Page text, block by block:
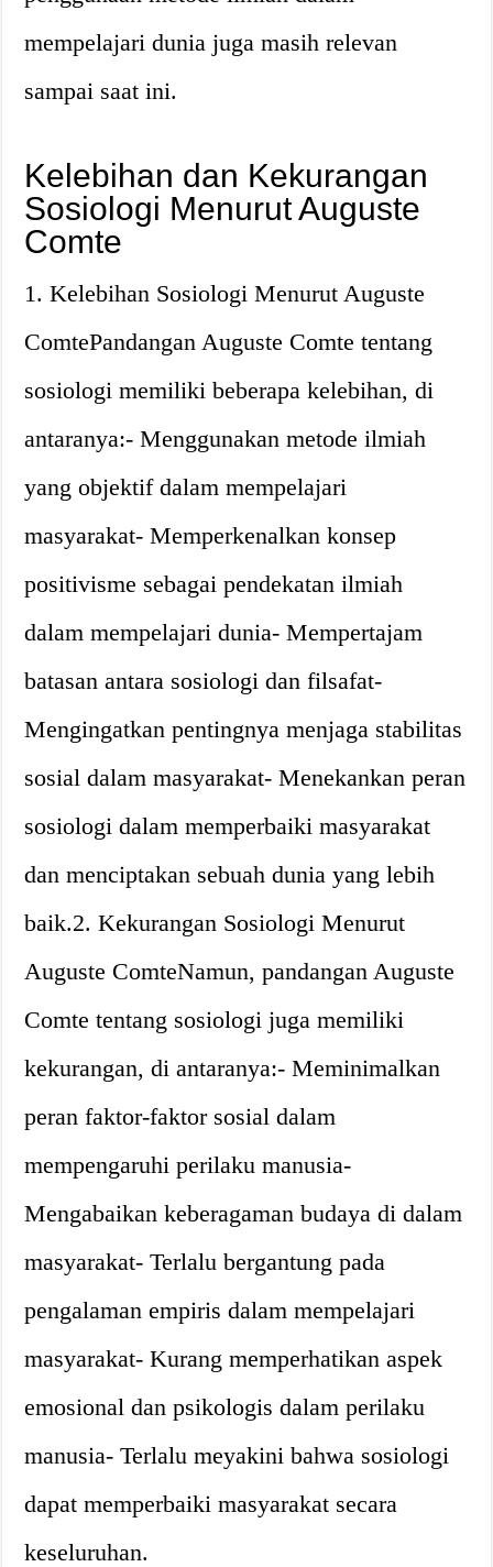
mempelajari dunia juga masih relevan
sampai saat ini.
Kelebihan dan Kekurangan
Sosiologi Menurut Auguste
Comte
1. Kelebihan Sosiologi Menurut Auguste
ComtePandangan Auguste Comte tentang
sosiologi memiliki beberapa kelebihan, di
antaranya:- Menggunakan metode ilmiah
yang objektif dalam mempelajari
masyarakat- Memperkenalkan konsep
positivisme sebagai pendekatan ilmiah
dalam mempelajari dunia- Mempertajam
batasan antara sosiologi dan filsafat-
Mengingatkan pentingnya menjaga stabilitas
sosial dalam masyarakat- Menekankan peran
sosiologi dalam memperbaiki masyarakat
dan menciptakan sebuah dunia yang lebih
baik.2. Kekurangan Sosiologi Menurut
Auguste ComteNamun, pandangan Auguste
Comte tentang sosiologi juga memiliki
kekurangan, di antaranya:- Meminimalkan
peran faktor-faktor sosial dalam
mempengaruhi perilaku manusia-
Mengabaikan keberagaman budaya di dalam
masyarakat- Terlalu bergantung pada
pengalaman empiris dalam mempelajari
masyarakat- Kurang memperhatikan aspek
emosional dan psikologis dalam perilaku
manusia- Terlalu meyakini bahwa sosiologi
dapat memperbaiki masyarakat secara
keseluruhan.